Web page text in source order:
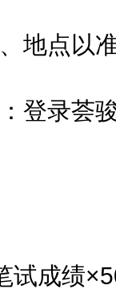
点以准
录荟骏
成绩